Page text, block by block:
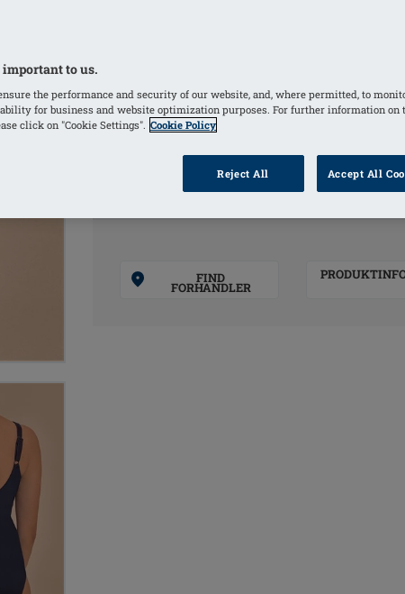
støttende foring foran, der giver ekstra
amoena Wave Seam er en speciel finish
der giver ekstra støtte på siderne af
Wave
(Valgte)
FIND
FORHANDLER
to us.
the performance and security of our website, and, where permitted, to
for business and website optimization purposes. For further information on
click on "Cookie Settings". Cookie Policy
Reject All Accept All